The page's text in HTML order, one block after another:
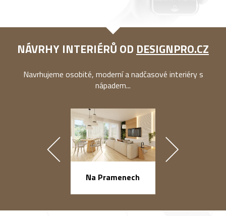
NÁVRHY INTERIÉRŮ OD DESIGNPRO.CZ
Navrhujeme osobité, moderní a nadčasové interiéry s
nápadem...
Na Pramenech